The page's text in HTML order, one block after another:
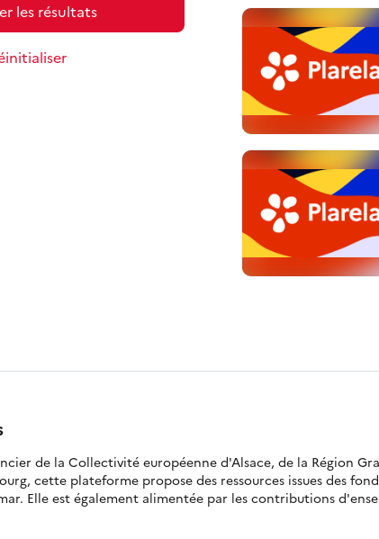
les résultats
de la Collectivité européenne d'Alsace, de la Région
cette plateforme propose des ressources issues des
Elle est également alimentée par les contributions